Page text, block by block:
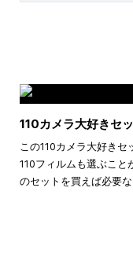
110カメラ大好きセ
この110カメラ大好き
110フィルムも選ぶこと
のセットを買えば必要